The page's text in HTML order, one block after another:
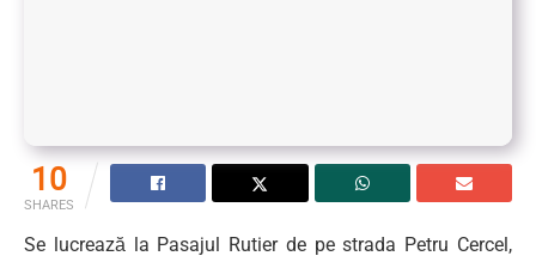
10
SHARES
Se lucrează la Pasajul Rutier de pe strada Petru Cercel,